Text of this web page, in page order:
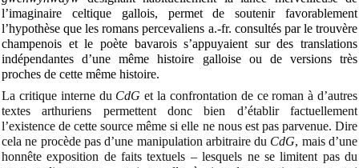
l’imaginaire celtique gallois, permet de soutenir favorablement
l’hypothèse que les romans percevaliens a.-fr. consultés par le trouvère
champenois et le poète bavarois s’appuyaient sur des translations
indépendantes d’une même histoire galloise ou de versions très
proches de cette même histoire.
La critique interne du CdG et la confrontation de ce roman à d’autres
textes arthuriens permettent donc bien d’établir factuellement
l’existence de cette source même si elle ne nous est pas parvenue. Dire
cela ne procède pas d’une manipulation arbitraire du CdG, mais d’une
honnête exposition de faits textuels – lesquels ne se limitent pas du